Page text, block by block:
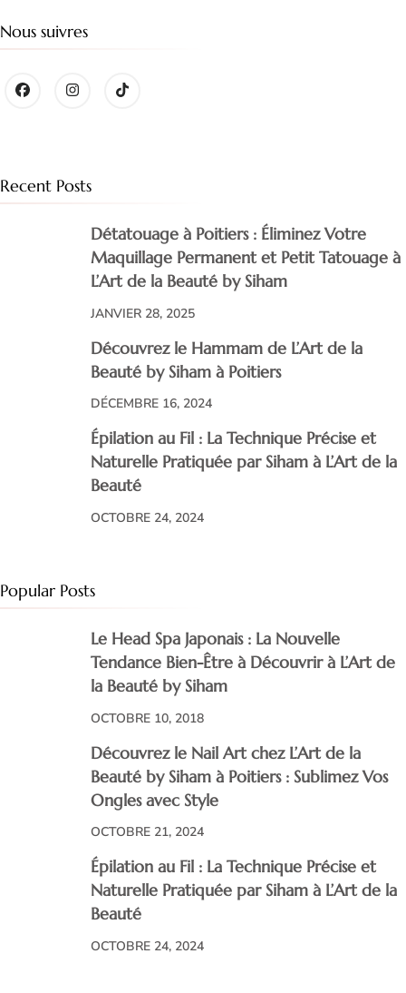
Nous suivres
Recent Posts
Détatouage à Poitiers : Éliminez Votre
Maquillage Permanent et Petit Tatouage à
L’Art de la Beauté by Siham
JANVIER 28, 2025
Découvrez le Hammam de L’Art de la
Beauté by Siham à Poitiers
DÉCEMBRE 16, 2024
Épilation au Fil : La Technique Précise et
Naturelle Pratiquée par Siham à L’Art de la
Beauté
OCTOBRE 24, 2024
Popular Posts
Le Head Spa Japonais : La Nouvelle
Tendance Bien-Être à Découvrir à L’Art de
la Beauté by Siham
OCTOBRE 10, 2018
Découvrez le Nail Art chez L’Art de la
Beauté by Siham à Poitiers : Sublimez Vos
Ongles avec Style
OCTOBRE 21, 2024
Épilation au Fil : La Technique Précise et
Naturelle Pratiquée par Siham à L’Art de la
Beauté
OCTOBRE 24, 2024